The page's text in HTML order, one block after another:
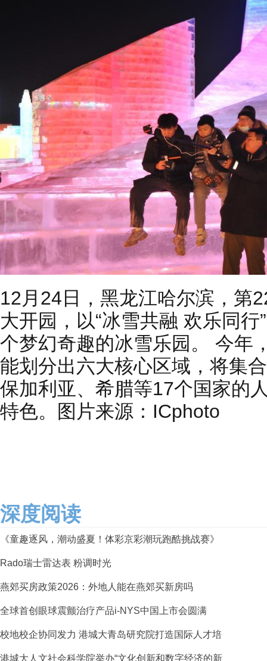
12月24日，黑龙江哈尔滨，第
大开园，以“冰雪共融 欢乐同
个梦幻奇趣的冰雪乐园。 今年
能划分出六大核心区域，将集
保加利亚、希腊等17个国家的
特色。图片来源：ICphoto
深度阅读
《童趣逐风，潮动盛夏！体彩京彩潮玩跑酷挑战赛》
Rado瑞士雷达表 粉调时光
燕郊买房政策2026：外地人能在燕郊买新房吗
全球首创眼球震颤治疗产品i-NYS中国上市会圆满
校地校企协同发力 港城大青岛研究院打造国际人才培
港城大人文社会科学院举办“文化创新和数字经济的新